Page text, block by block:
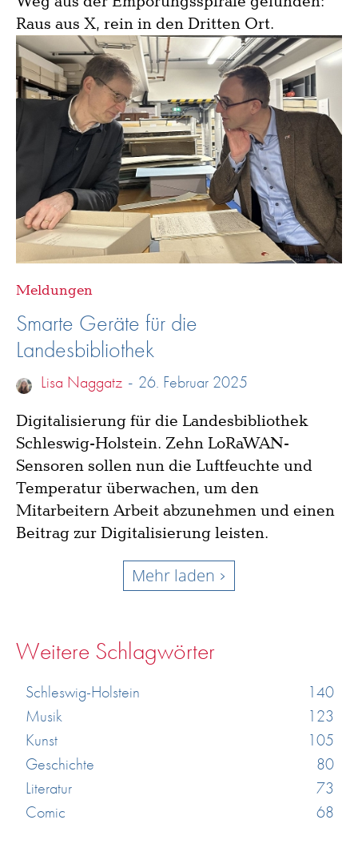
Raus aus X, rein in den Dritten Ort.
Meldungen
Smarte Geräte für die
Landesbibliothek
Lisa Naggatz - 26. Februar 2025
Digitalisierung für die Landesbibliothek
Schleswig-Holstein. Zehn LoRaWAN-
Sensoren sollen nun die Luftfeuchte und
Temperatur überwachen, um den
Mitarbeitern Arbeit abzunehmen und einen
Beitrag zur Digitalisierung leisten.
Mehr laden
Weitere Schlagwörter
Schleswig-Holstein
140
Musik
123
Kunst
105
Geschichte
80
Literatur
73
Comic
68